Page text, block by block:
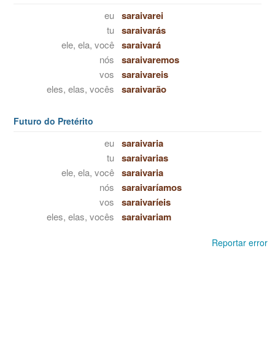
eu saraivarei
tu saraivarás
ele, ela, você saraivará
nós saraivaremos
vos saraivareis
eles, elas, vocês saraivarão
Futuro do Pretérito
eu saraivaria
tu saraivarias
ele, ela, você saraivaria
nós saraivaríamos
vos saraivaríeis
eles, elas, vocês saraivariam
Reportar error